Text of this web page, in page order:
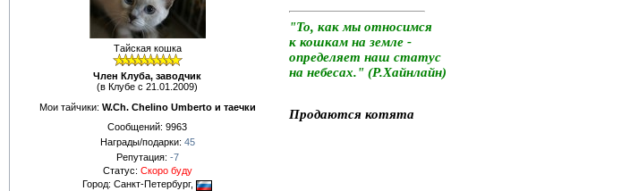
Тайская кошка
Член Клуба, заводчик
(в Клубе с 21.01.2009)
Мои тайчики: W.Ch. Chelino Umberto и таечки
Сообщений: 9963
Награды/подарки: 45
Репутация: -7
Статус: Скоро буду
Город: Санкт-Петербург,
"То, как мы относимся
к кошкам на земле -
определяет наш статус
на небесах." (Р.Хайнлайн)
Продаются котята